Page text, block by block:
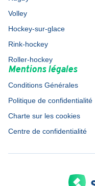
Volley
Hockey-sur-glace
Rink-hockey
Roller-hockey
Mentions légales
Conditions Générales
Politique de confidentialité
Charte sur les cookies
Centre de confidentialité